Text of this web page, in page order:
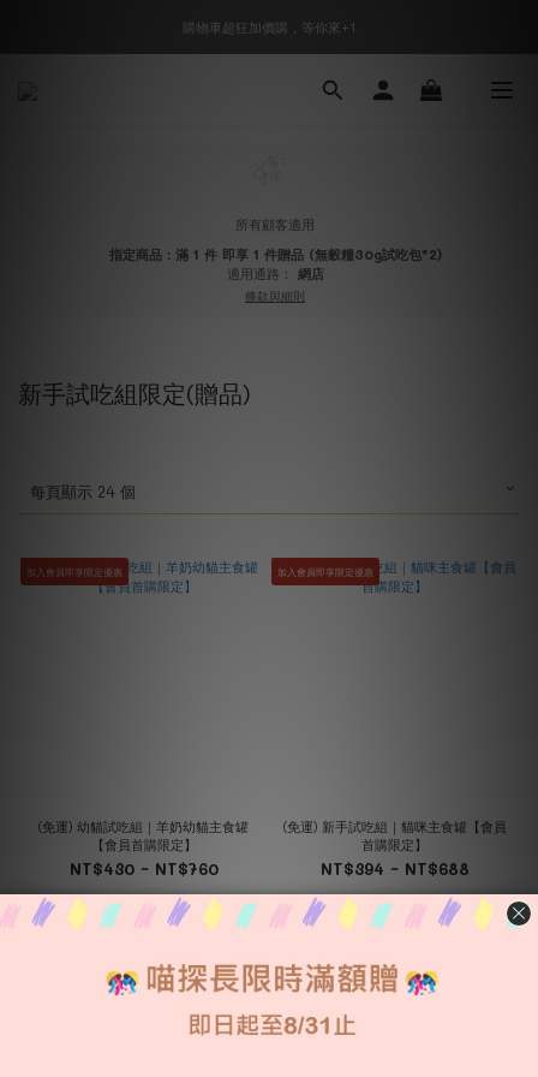
🎉加入會員即可享有驚喜優惠🎉
購物車超狂加價購，等你來+1
🎉加入會員即可享有驚喜優惠🎉
所有顧客適用
指定商品：滿 1 件 即享 1 件贈品 (無穀糧30g試吃包*2)
適用通路： 網店
條款與細則
新手試吃組限定(贈品)
每頁顯示 24 個
加入會員即享限定優惠
(免運) 幼貓試吃組｜羊奶幼貓主食罐
【會員首購限定】
NT$430 ~ NT$760
加入會員即享限定優惠
(免運) 新手試吃組｜貓咪主食罐【會員
首購限定】
NT$394 ~ NT$688